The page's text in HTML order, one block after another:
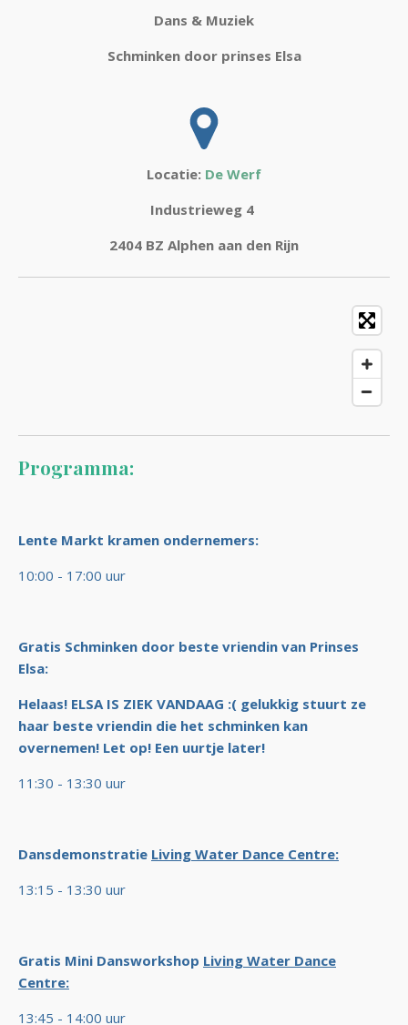
Dans & Muziek
Schminken door prinses Elsa
Locatie: De Werf
Industrieweg 4
2404 BZ Alphen aan den Rijn
Programma:
Lente Markt kramen ondernemers:
10:00 - 17:00 uur
Gratis Schminken door beste vriendin van Prinses
Elsa:
Helaas! ELSA IS ZIEK VANDAAG :( gelukkig stuurt ze
haar beste vriendin die het schminken kan
overnemen! Let op! Een uurtje later!
11:30 - 13:30 uur
Dansdemonstratie Living Water Dance Centre:
13:15 - 13:30 uur
Gratis Mini Dansworkshop Living Water Dance
Centre:
13:45 - 14:00 uur